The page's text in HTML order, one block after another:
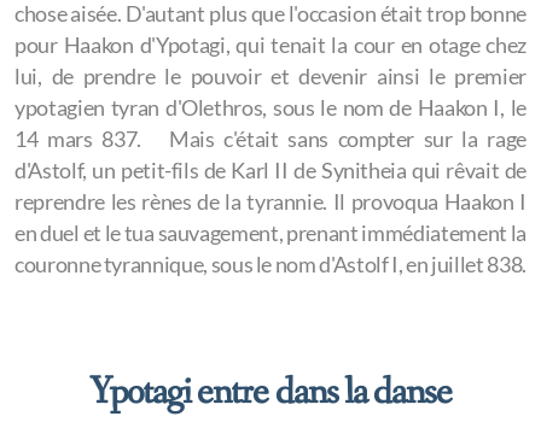
chose aisée. D'autant plus que l'occasion était trop bonne
pour Haakon d'Ypotagi, qui tenait la cour en otage chez
lui, de prendre le pouvoir et devenir ainsi le premier
ypotagien tyran d'Olethros, sous le nom de Haakon I, le
14 mars 837. Mais c'était sans compter sur la rage
d'Astolf, un petit-fils de Karl II de Synitheia qui rêvait de
reprendre les rènes de la tyrannie. Il provoqua Haakon I
en duel et le tua sauvagement, prenant immédiatement la
couronne tyrannique, sous le nom d'Astolf I, en juillet 838.
Ypotagi entre dans la danse